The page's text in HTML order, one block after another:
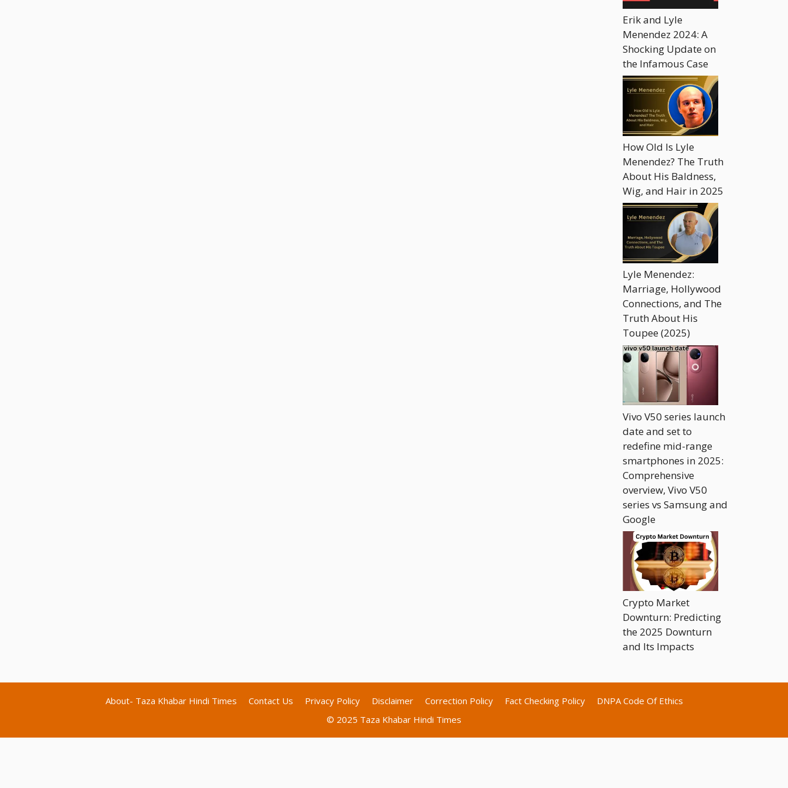
Erik and Lyle
Menendez 2024: A
Shocking Update on
the Infamous Case
How Old Is Lyle
Menendez? The Truth
About His Baldness,
Wig, and Hair in 2025
Lyle Menendez:
Marriage, Hollywood
Connections, and The
Truth About His
Toupee (2025)
Vivo V50 series launch
date and set to
redefine mid-range
smartphones in 2025:
Comprehensive
overview, Vivo V50
series vs Samsung and
Google
Crypto Market
Downturn: Predicting
the 2025 Downturn
and Its Impacts
About- Taza Khabar Hindi Times Contact Us Privacy Policy Disclaimer Correction Policy Fact Checking Policy
DNPA Code Of Ethics
© 2025 Taza Khabar Hindi Times